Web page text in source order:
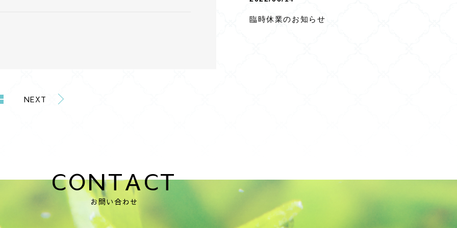
NEXT
臨時休業のお知らせ
CONTACT
お問い合わせ